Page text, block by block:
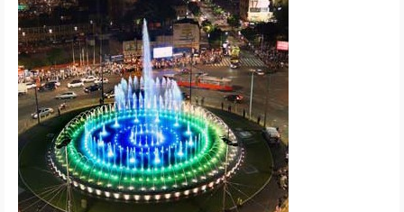
KBC Zemun
Institut za majku i dete
Hram Svetog Save
Ulica Kneginje Zorke
Sportski centar 11 April
Opština Novi Beograd
Dunavski kej
Hotel Jugoslavija
Stari Merkator